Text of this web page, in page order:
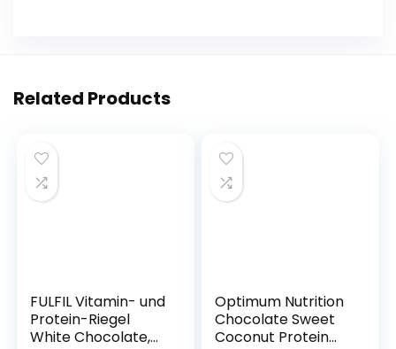
Related Products
FULFIL Vitamin- und
Protein-Riegel
White Chocolate,
Optimum Nutrition
Chocolate Sweet
Coconut Protein